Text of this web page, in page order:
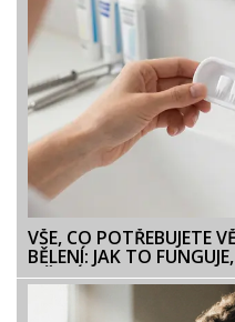
VŠE, CO POTŘEBUJETE
BĚLENÍ: JAK TO
OČEKÁVAT